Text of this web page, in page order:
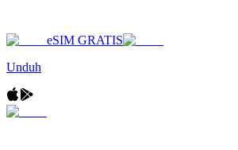
eSIM GRATIS
Unduh